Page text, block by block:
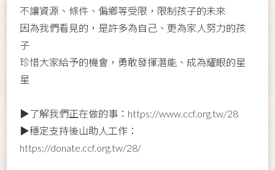
不讓資源、條件、偏鄉等受限，限制孩子的未來
因為我們看見的，是許多為自己、更為家人努力的孩
子
珍惜大家給予的機會，勇敢發揮潛能、成為耀眼的星
星
▶了解我們正在做的事： https://www.ccf.org.tw/28
▶穩定支持後山助人工作：
https://donate.ccf.org.tw/28/